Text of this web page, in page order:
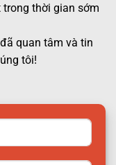
thời gian sớm
quan tâm và tin
tôi!